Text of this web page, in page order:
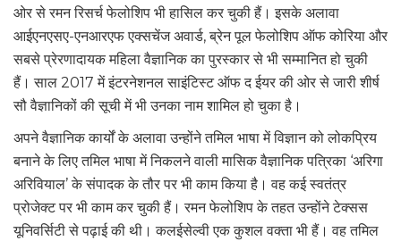
ओर से रमन रिसर्च फेलोशिप भी हासिल कर चुकी हैं। इसके अलावा
आईएनएसए-एनआरएफ एक्सचेंज अवार्ड, ब्रेन पूल फेलोशिप ऑफ कोरिया और
सबसे प्रेरणादायक महिला वैज्ञानिक का पुरस्कार से भी सम्मानित हो चुकी
हैं। साल 2017 में इंटरनेशनल साइंटिस्ट ऑफ द ईयर की ओर से जारी शीर्ष
सौ वैज्ञानिकों की सूची में भी उनका नाम शामिल हो चुका है।
अपने वैज्ञानिक कार्यों के अलावा उन्होंने तमिल भाषा में विज्ञान को लोकप्रिय
बनाने के लिए तमिल भाषा में निकलने वाली मासिक वैज्ञानिक पत्रिका ‘अरिगा
अरिवियाल’ के संपादक के तौर पर भी काम किया है। वह कई स्वतंत्र
प्रोजेक्ट पर भी काम कर चुकी हैं। रमन फेलोशिप के तहत उन्होंने टेक्सस
यूनिवर्सिटी से पढ़ाई की थी। कलईसेल्वी एक कुशल वक्ता भी हैं। वह तमिल